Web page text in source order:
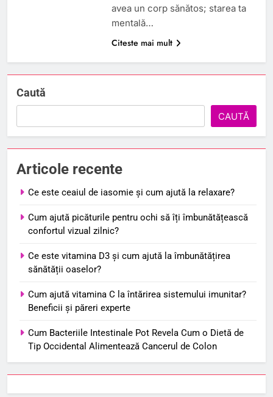
avea un corp sănătos; starea ta
mentală…
Citeste mai mult
Caută
CAUTĂ
Articole recente
Ce este ceaiul de iasomie și cum ajută la relaxare?
Cum ajută picăturile pentru ochi să îți îmbunătățească
confortul vizual zilnic?
Ce este vitamina D3 și cum ajută la îmbunătățirea
sănătății oaselor?
Cum ajută vitamina C la întărirea sistemului imunitar?
Beneficii și păreri experte
Cum Bacteriile Intestinale Pot Revela Cum o Dietă de
Tip Occidental Alimentează Cancerul de Colon